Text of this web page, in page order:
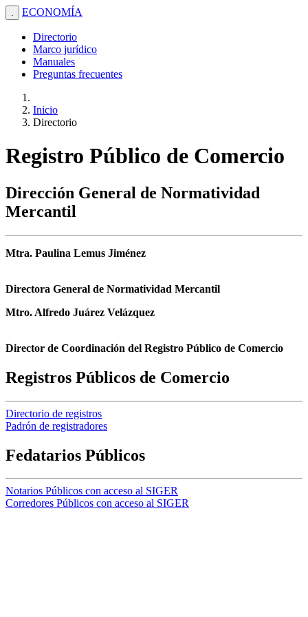
. ECONOMÍA
Directorio
Marco jurídico
Manuales
Preguntas frecuentes
Inicio
Directorio
Registro Público de Comercio
Dirección General de Normatividad
Mercantil
Mtra. Paulina Lemus Jiménez
Directora General de Normatividad Mercantil
Mtro. Alfredo Juárez Velázquez
Director de Coordinación del Registro Público de Comercio
Registros Públicos de Comercio
Directorio de registros
Padrón de registradores
Fedatarios Públicos
Notarios Públicos con acceso al SIGER
Corredores Públicos con acceso al SIGER